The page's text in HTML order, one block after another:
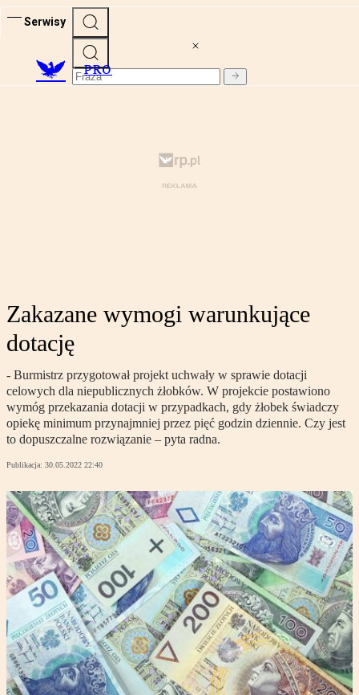
Serwisy
PRO
Zakazane wymogi warunkujące
dotację
- Burmistrz przygotował projekt uchwały w sprawie dotacji
celowych dla niepublicznych żłobków. W projekcie postawiono
wymóg przekazania dotacji w przypadkach, gdy żłobek świadczy
opiekę minimum przynajmniej przez pięć godzin dziennie. Czy jest
to dopuszczalne rozwiązanie – pyta radna.
Publikacja: 30.05.2022 22:40